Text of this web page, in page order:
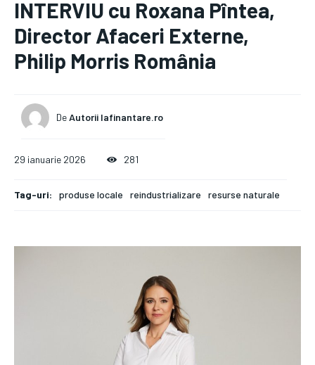
INTERVIU cu Roxana Pîntea,
Director Afaceri Externe,
Philip Morris România
DeAutorii Iafinantare.ro
29 ianuarie 2026 281
Tag-uri: produse locale reindustrializare resurse naturale